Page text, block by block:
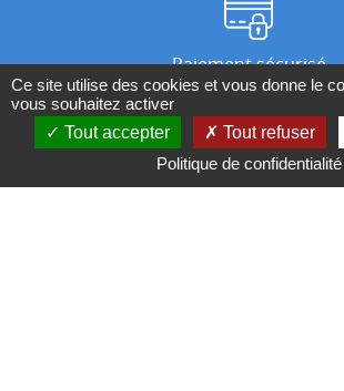
Paiement sécurisé
Nos magasins
Ce site utilise des cookies et vous donne le
vous souhaitez activer
Tout accepter
Tout refuser
Politique de confidentialité